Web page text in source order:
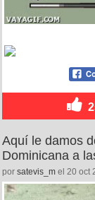
Aquí le damos
Dominicana a
por satevis_m el 20 oct